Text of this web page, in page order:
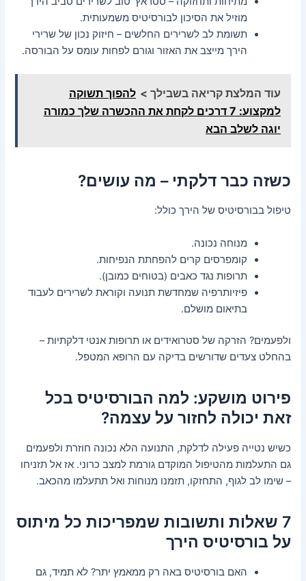
מוזיל את הסיכון לבורסיטיס משמעותית.
תשומת לב לשרירים החלשים – חיזוק נכון של שרירי
הירך מייצב את האזור וגורם לפחות עומס על הבורסה.
עוד המלצת קריאה בשבילך > להפוך תשוקה
למקצוע: 7 דרכים לקחת את ההכשרה שלך כמורה
יוגה לשלב הבא
כשזה כבר דלקתי – מה עושים?
טיפול בבורסיטיס של הירך כולל:
מנוחה נכונה.
קומפרסים קרים להפחתת הנפיחות.
תרופות נגד כאבים (בטוחים כמובן).
פיזיותרפיה שמחדשת תנועה וקוראת לשרירים לעבוד
בתיאום מושלם.
ולפעמים? הזרקה של סטרואידים או תרופות אנטי דלקתיות –
בהחלט צעדים שדורשים בדיקה עם הרופא המטפל.
פירוט מושקע: למה הבורסיטיס בכל
זאת יכולה לחזור על עצמה?
כשיש נטייה פעילה לדלקת, התנועה הלא נכונה חוזרת ולפעמים
גם התעלמות מהטיפול המוקדם גורמת למצב כרוני. אז אל תזניחו
– שימו לב לגוף, התחזקו, תזמנו מנוחות ואל תתעלמו מהכאב.
7 שאלות ותשובות שמפריכות כל מיתוס
על בורסיטיס הירך
האם בורסיטיס באה רק ממאמץ יתר? לא תמיד, גם